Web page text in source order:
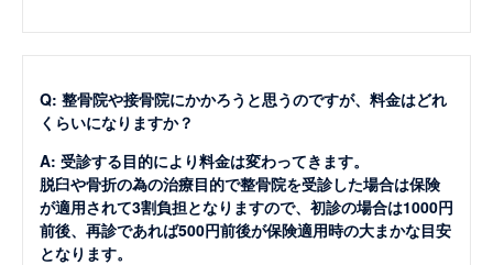
Q: 整骨院や接骨院にかかろうと思うのですが、料金はどれ
くらいになりますか？
A: 受診する目的により料金は変わってきます。
脱臼や骨折の為の治療目的で整骨院を受診した場合は保険
が適用されて3割負担となりますので、初診の場合は1000円
前後、再診であれば500円前後が保険適用時の大まかな目安
となります。